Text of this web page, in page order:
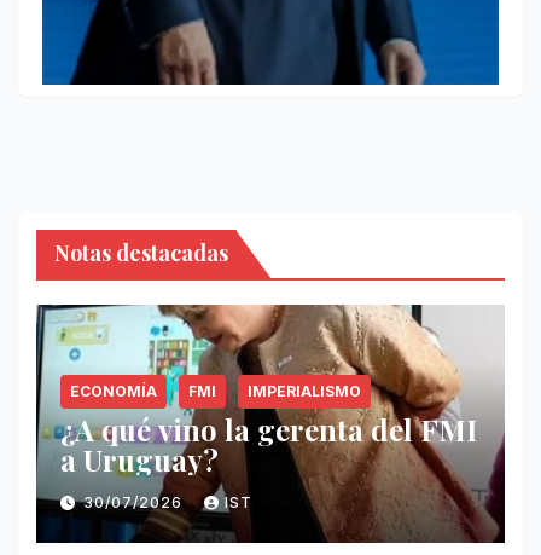
Notas destacadas
ECONOMÍA FMI IMPERIALISMO
¿A qué vino la gerenta del FMI
a Uruguay?
30/07/2026 IST